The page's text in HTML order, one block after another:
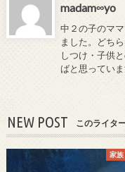
madam∞yo
中２の子のマ
ました。どち
しつけ・子供
ばと思ってい
NEW POST このライタ
家族